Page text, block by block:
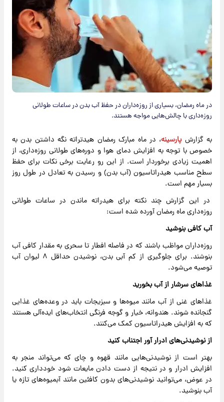
در ماه رمضان، بسیاری از روزه‌داران در حفظ آب بدن در ساعات طولانی
روزه‌داری با چالش‌هایی مواجه هستند.
به گزارشپارسینه، در ماه مبارک رمضان هیدتراته نگه داشتن بدن به
خصوص با توجه به افزایش دمای هوا و دوره‌های طولانی روزه‌داری، از
اهمیت زیادی برخوردار است. از این رو رعایت برخی نکات برای حفظ
سطح مناسب هیدراتاسیون (آب بدن) و رسیدن به تعادل در طول روز
بسیار مهم است.
در این گزارش چند نکته برای هیدراته ماندن در ساعات طولانی
روزه‌داری ماه رمضان آورده شده است:
آب کافی بنوشید
روزه‌داران مواظب باشند که در فاصله افطار تا سحری به مقدار کافی آب
بنوشند. برای جلوگیری از کم آبی بدن، نوشیدن حداقل ۸ لیوان آب
توصیه می‌شود.
غذا‌های سرشار از آب بخورید
غذا‌های غنی از آب مانند میوه‌ها و سبزیجات باید در وعده‌های غذایی
گنجانده شوند. هندوانه، خیار و گوجه فرنگی انتخاب‌های ایده‌آلی هستند
که به افزایش هیدراتاسیون کمک می‌کنند.
از نوشیدنی‌های ادرار آور اجتناب کنید
بهتر است از نوشیدنی‌هایی مانند قهوه و چای که می‌تواند منجر به
افزایش ادرار و در نتیجه از دست دادن مایعات شود خودداری کنید.
در عوض، می‌توانید نوشیدنی‌های بدون کافئین مانند آبمیوه‌های تازه یا
آب بنوشید.